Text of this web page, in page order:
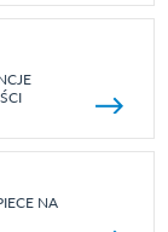
NA